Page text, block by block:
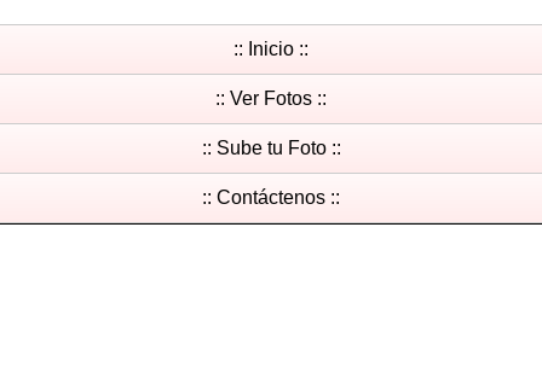
:: Inicio ::
:: Ver Fotos ::
:: Sube tu Foto ::
:: Contáctenos ::